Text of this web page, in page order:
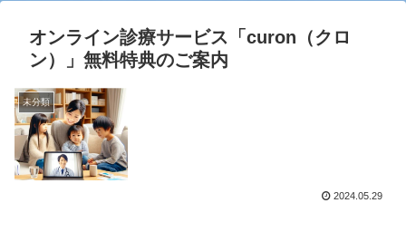
オンライン診療サービス「curon（クロ
ン）」無料特典のご案内
未分類
2024.05.29